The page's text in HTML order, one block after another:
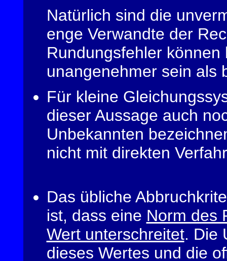
Natürlich sind die
enge Verwandte der
Rundungsfehler
unangenehmer sein als
Für kleine
dieser Aussage auch
Unbekannten
nicht mit direkten
Das übliche
ist, dass eine Norm des
Wert unterschreitet. Die
dieses Wertes und die